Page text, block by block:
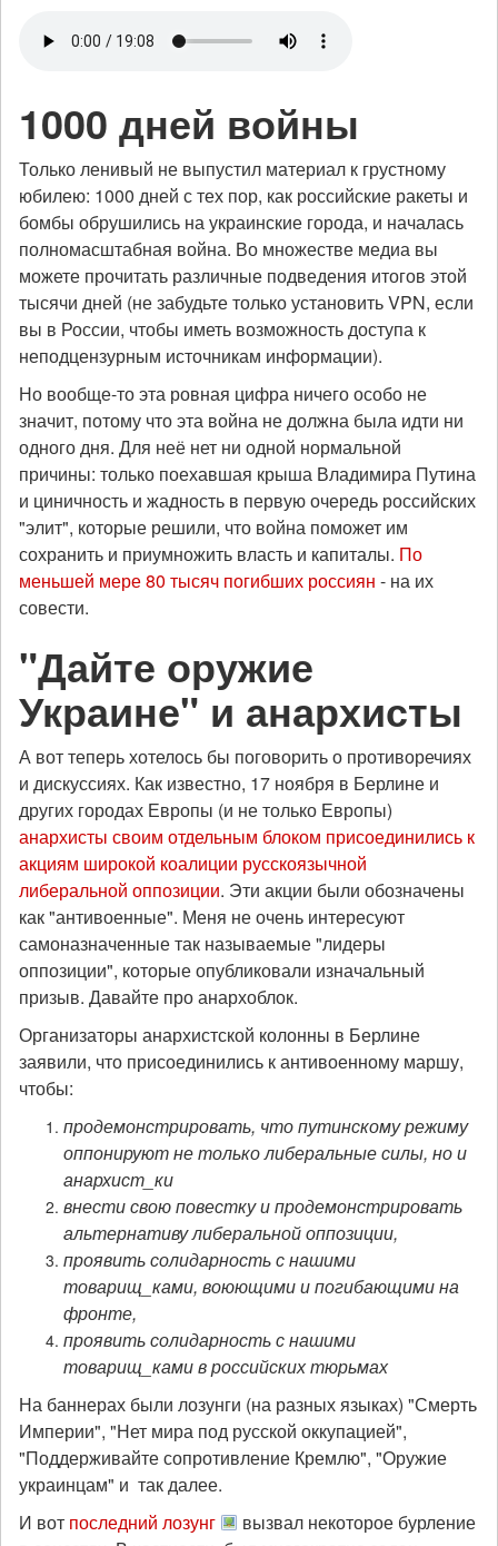
1000 дней войны
Только ленивый не выпустил материал к грустному
юбилею: 1000 дней с тех пор, как российские ракеты и
бомбы обрушились на украинские города, и началась
полномасштабная война. Во множестве медиа вы
можете прочитать различные подведения итогов этой
тысячи дней (не забудьте только установить VPN, если
вы в России, чтобы иметь возможность доступа к
неподцензурным источникам информации).
Но вообще-то эта ровная цифра ничего особо не
значит, потому что эта война не должна была идти ни
одного дня. Для неё нет ни одной нормальной
причины: только поехавшая крыша Владимира Путина
и циничность и жадность в первую очередь российских
"элит", которые решили, что война поможет им
сохранить и приумножить власть и капиталы. По
меньшей мере 80 тысяч погибших россиян - на их
совести.
"Дайте оружие
Украине" и анархисты
А вот теперь хотелось бы поговорить о противоречиях
и дискуссиях. Как известно, 17 ноября в Берлине и
других городах Европы (и не только Европы)
анархисты своим отдельным блоком присоединились к
акциям широкой коалиции русскоязычной
либеральной оппозиции. Эти акции были обозначены
как "антивоенные". Меня не очень интересуют
самоназначенные так называемые "лидеры
оппозиции", которые опубликовали изначальный
призыв. Давайте про анархоблок.
Организаторы анархистской колонны в Берлине
заявили, что присоединились к антивоенному маршу,
чтобы:
продемонстрировать, что путинскому режиму
оппонируют не только либеральные силы, но и
анархист_ки
внести свою повестку и продемонстрировать
альтернативу либеральной оппозиции,
проявить солидарность с нашими
товарищ_ками, воюющими и погибающими на
фронте,
проявить солидарность с нашими
товарищ_ками в российских тюрьмах
На баннерах были лозунги (на разных языках) "Смерть
Империи", "Нет мира под русской оккупацией",
"Поддерживайте сопротивление Кремлю", "Оружие
украинцам" и так далее.
И вот последний лозунг
вызвал некоторое бурление